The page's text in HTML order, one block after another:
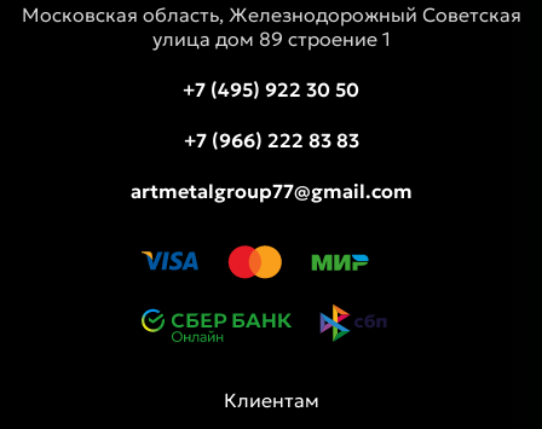
Московская область, Железнодорожный Советская
улица дом 89 строение 1
+7 (495) 922 30 50
+7 (966) 222 83 83
artmetalgroup77@gmail.com
Клиентам